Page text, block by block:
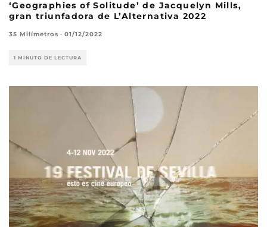
‘Geographies of Solitude’ de Jacquelyn Mills,
gran triunfadora de L’Alternativa 2022
35 Milímetros · 01/12/2022
1 MINUTO DE LECTURA